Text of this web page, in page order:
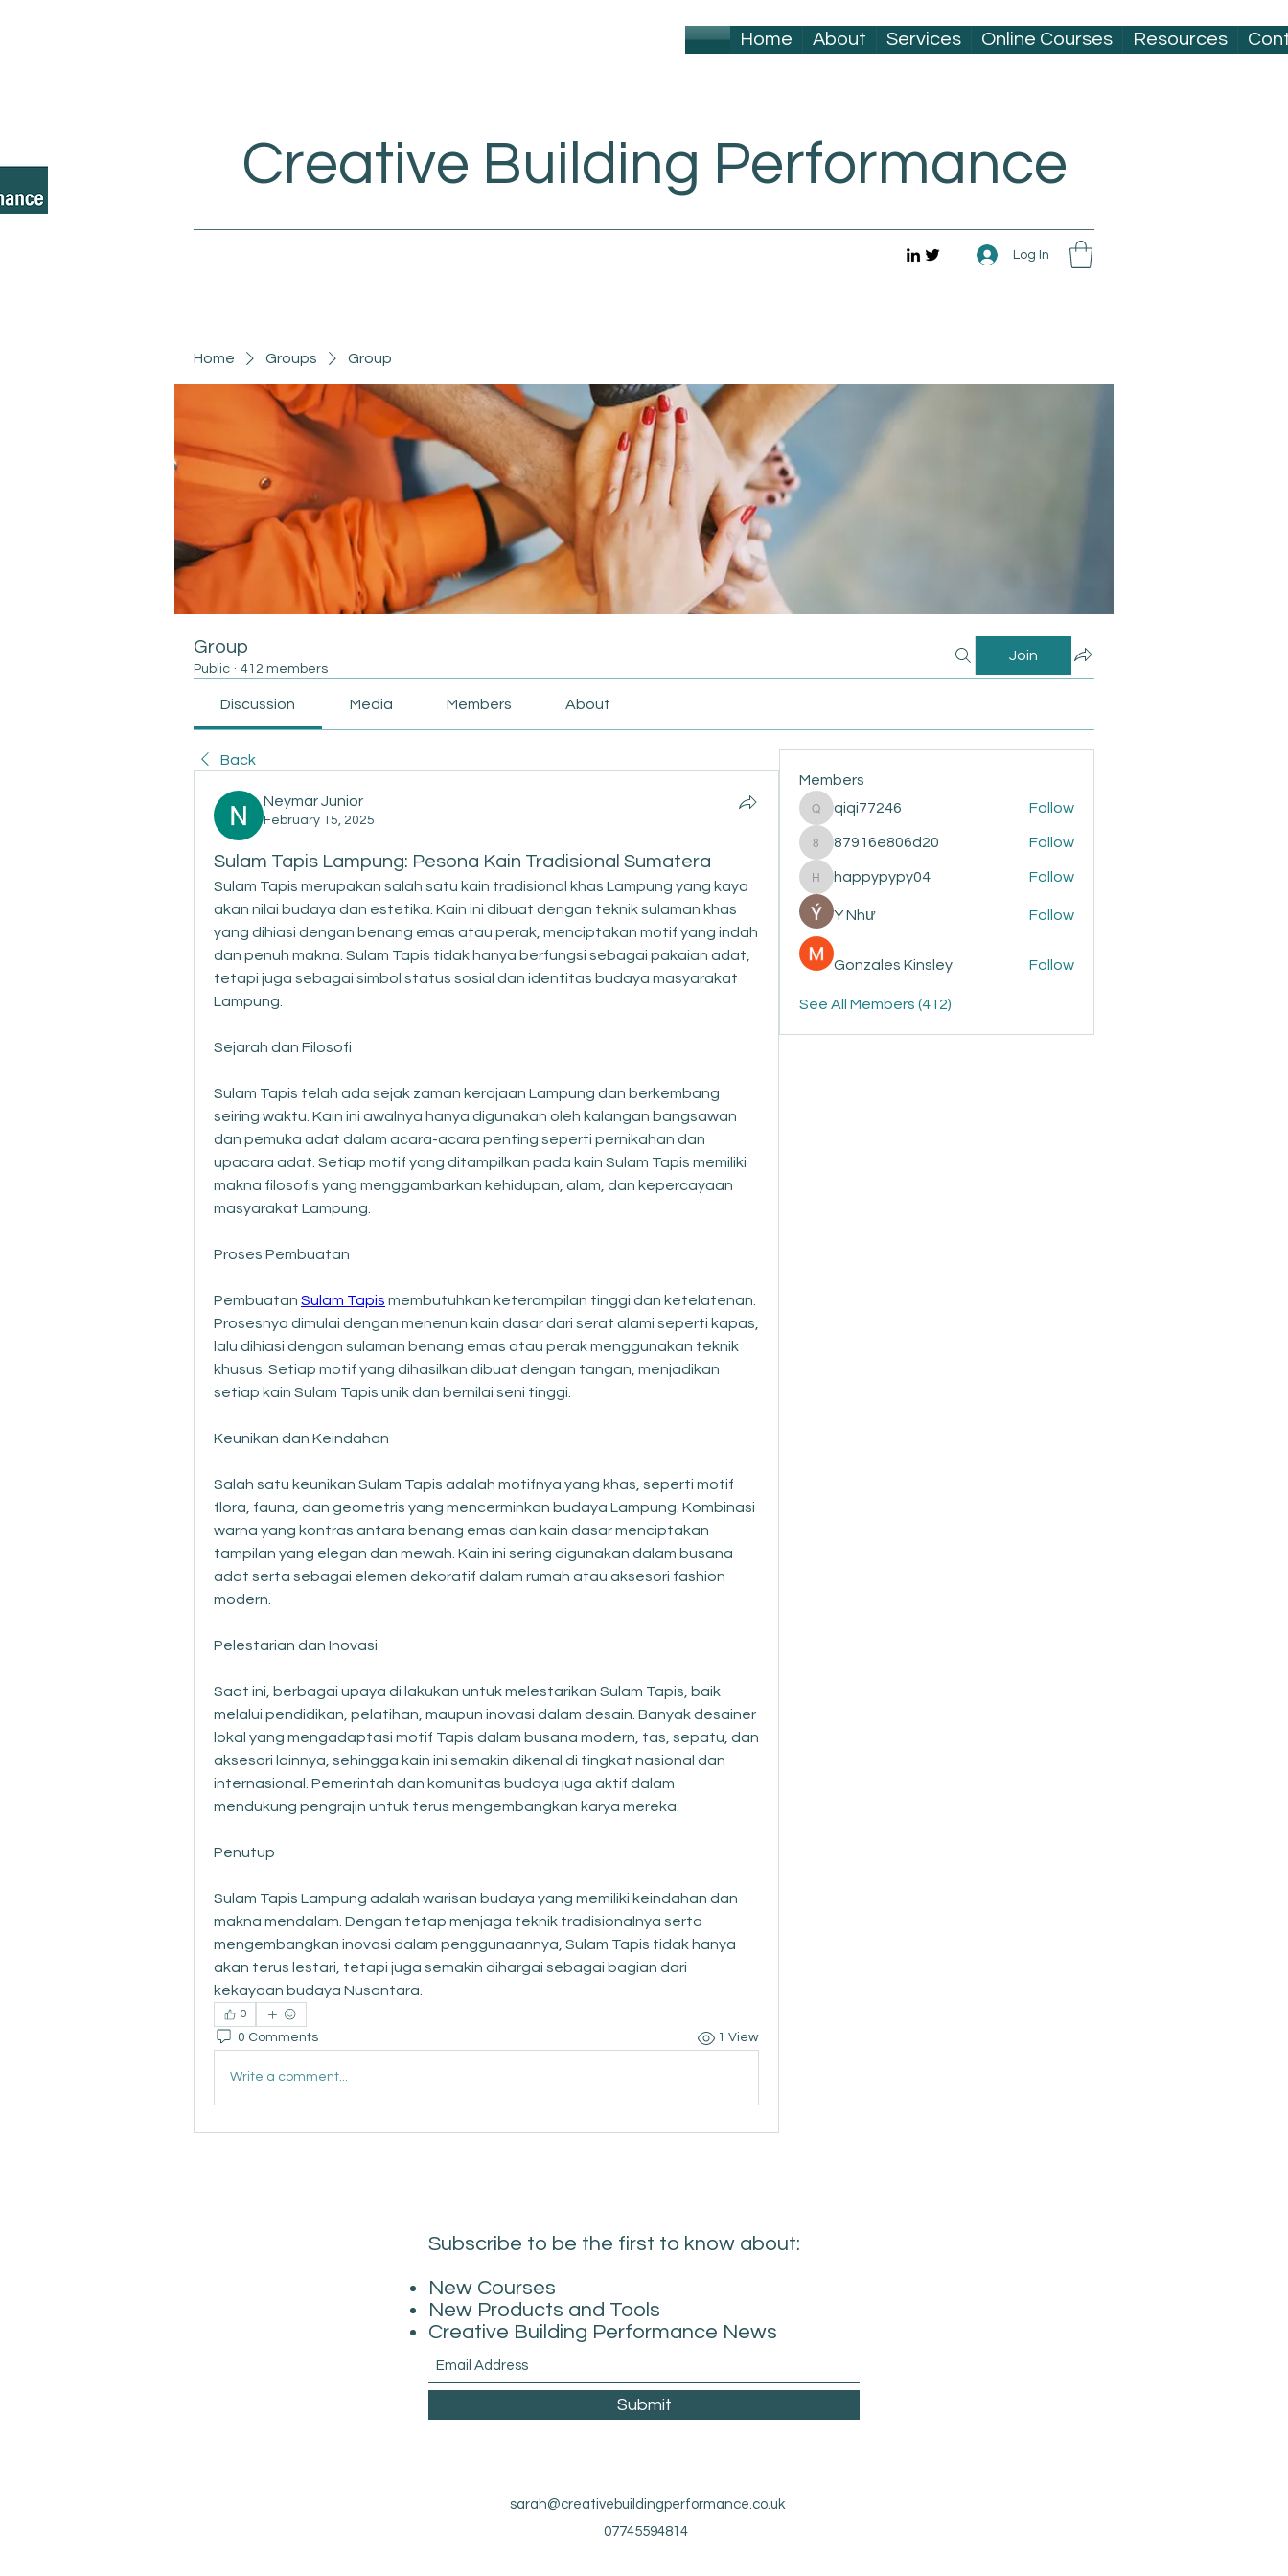
Home About Services Online Courses Resources
Creative Building Performance
Log In
Home Groups Group
Group
Public · 412 members
Join
Discussion Media Members About
Back
Neymar Junior
February 15, 2025
Sulam Tapis Lampung: Pesona Kain Tradisional Sumatera
Sulam Tapis merupakan salah satu kain tradisional khas Lampung yang kaya
akan nilai budaya dan estetika. Kain ini dibuat dengan teknik sulaman khas
yang dihiasi dengan benang emas atau perak, menciptakan motif yang indah
dan penuh makna. Sulam Tapis tidak hanya berfungsi sebagai pakaian adat,
tetapi juga sebagai simbol status sosial dan identitas budaya masyarakat
Lampung.
Sejarah dan Filosofi
Sulam Tapis telah ada sejak zaman kerajaan Lampung dan berkembang
seiring waktu. Kain ini awalnya hanya digunakan oleh kalangan bangsawan
dan pemuka adat dalam acara-acara penting seperti pernikahan dan
upacara adat. Setiap motif yang ditampilkan pada kain Sulam Tapis memiliki
makna filosofis yang menggambarkan kehidupan, alam, dan kepercayaan
masyarakat Lampung.
Proses Pembuatan
Pembuatan Sulam Tapis membutuhkan keterampilan tinggi dan ketelatenan.
Prosesnya dimulai dengan menenun kain dasar dari serat alami seperti kapas,
lalu dihiasi dengan sulaman benang emas atau perak menggunakan teknik
khusus. Setiap motif yang dihasilkan dibuat dengan tangan, menjadikan
setiap kain Sulam Tapis unik dan bernilai seni tinggi.
Keunikan dan Keindahan
Salah satu keunikan Sulam Tapis adalah motifnya yang khas, seperti motif
flora, fauna, dan geometris yang mencerminkan budaya Lampung. Kombinasi
warna yang kontras antara benang emas dan kain dasar menciptakan
tampilan yang elegan dan mewah. Kain ini sering digunakan dalam busana
adat serta sebagai elemen dekoratif dalam rumah atau aksesori fashion
modern.
Pelestarian dan Inovasi
Saat ini, berbagai upaya di lakukan untuk melestarikan Sulam Tapis, baik
melalui pendidikan, pelatihan, maupun inovasi dalam desain. Banyak desainer
lokal yang mengadaptasi motif Tapis dalam busana modern, tas, sepatu, dan
aksesori lainnya, sehingga kain ini semakin dikenal di tingkat nasional dan
internasional. Pemerintah dan komunitas budaya juga aktif dalam
mendukung pengrajin untuk terus mengembangkan karya mereka.
Penutup
Sulam Tapis Lampung adalah warisan budaya yang memiliki keindahan dan
makna mendalam. Dengan tetap menjaga teknik tradisionalnya serta
mengembangkan inovasi dalam penggunaannya, Sulam Tapis tidak hanya
akan terus lestari, tetapi juga semakin dihargai sebagai bagian dari
kekayaan budaya Nusantara.
0
0 Comments 1 View
Write a comment...
Members
qiqi77246
qiqi77246 Follow
87916e806d20
87916e806d20 Follow
happypypy04
happypypy04 Follow
Ý Như Follow
Gonzales Kinsley Follow
See All Members (412)
Subscribe to be the first to know about:
New Courses
New Products and Tools
Creative Building Performance News
Submit
sarah@creativebuildingperformance.co.uk
07745594814